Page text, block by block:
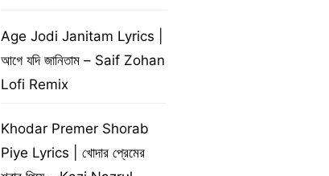
Age Jodi Janitam Lyrics |
আগে যদি জানিতাম – Saif Zohan
Lofi Remix
Khodar Premer Shorab
Piye Lyrics | খোদার প্রেমের